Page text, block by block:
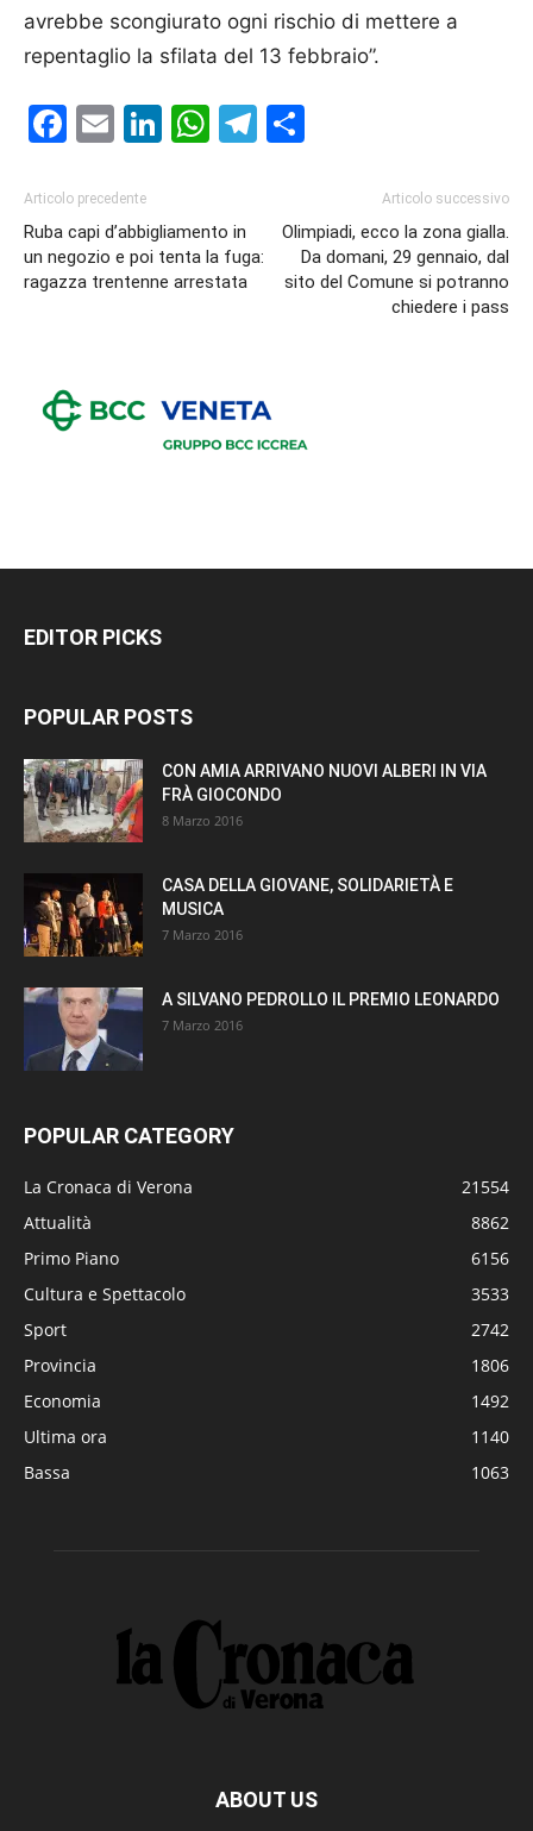
avrebbe scongiurato ogni rischio di mettere a
repentaglio la sfilata del 13 febbraio”.
Facebook
EmailLinkedIn
WhatsApp
Telegram
Articolo precedente
Ruba capi d’abbigliamento in
un negozio e poi tenta la fuga:
ragazza trentenne arrestata
Articolo successivo
Olimpiadi, ecco la zona gialla.
Da domani, 29 gennaio, dal
sito del Comune si potranno
chiedere i pass
EDITOR PICKS
POPULAR POSTS
CON AMIA ARRIVANO NUOVI ALBERI IN VIA
FRÀ GIOCONDO
8 Marzo 2016
CASA DELLA GIOVANE, SOLIDARIETÀ E
MUSICA
7 Marzo 2016
A SILVANO PEDROLLO IL PREMIO LEONARDO
7 Marzo 2016
POPULAR CATEGORY
La Cronaca di Verona
21554
Attualità
8862
Primo Piano
6156
Cultura e Spettacolo
3533
Sport
2742
Provincia
1806
Economia
1492
Ultima ora
1140
Bassa
1063
ABOUT US